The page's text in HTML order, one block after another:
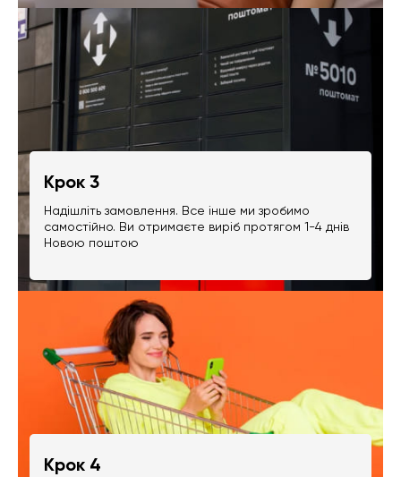
Крок 3
Надішліть замовлення. Все інше ми зробимо
самостійно. Ви отримаєте виріб протягом 1-4 днів
Новою поштою
Крок 4